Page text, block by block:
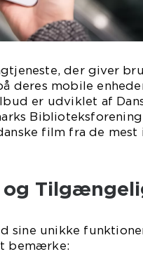
der giver
deres mobile
er udviklet af
film fra de mest
sine unikke
bemærke: